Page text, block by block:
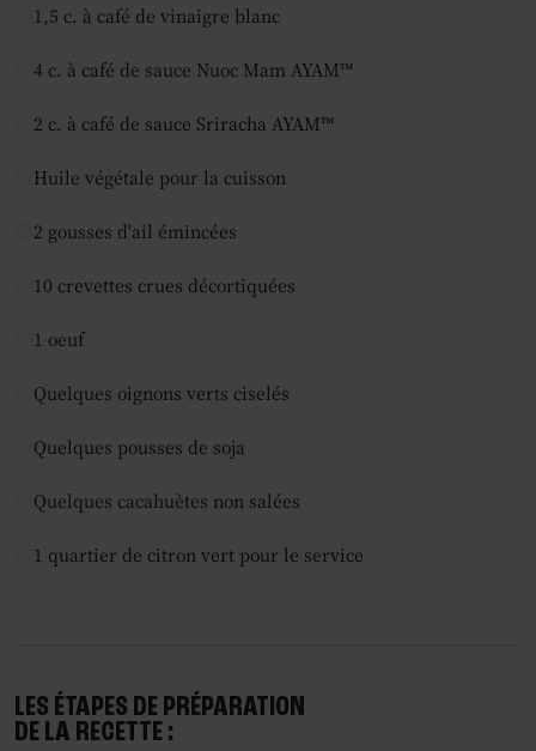
1,5 c. à café de vinaigre blanc
4 c. à café de sauce Nuoc Mam AYAM™
2 c. à café de sauce Sriracha AYAM™
Huile végétale pour la cuisson
2 gousses d'ail émincées
10 crevettes crues décortiquées
1 oeuf
Quelques oignons verts ciselés
Quelques pousses de soja
Quelques cacahuètes non salées
1 quartier de citron vert pour le service
LES ÉTAPES DE PRÉPARATION
DE LA RECETTE :